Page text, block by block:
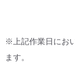
※上記作業日にお
ます。